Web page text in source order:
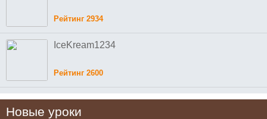
Рейтинг 2934
IceKream1234
Рейтинг 2600
Новые уроки